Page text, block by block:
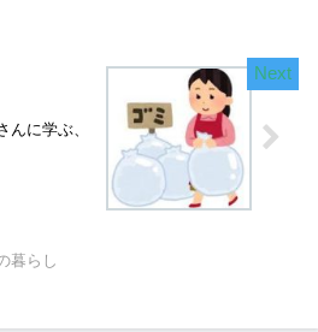
に学ぶ、
暮らし